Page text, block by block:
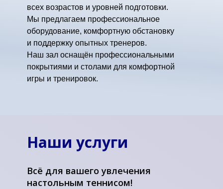
всех возрастов и уровней подготовки.
Мы предлагаем профессиональное
оборудование, комфортную обстановку
и поддержку опытных тренеров.
Наш зал оснащён профессиональными
покрытиями и столами для комфортной
игры и тренировок.
Наши услуги
Всё для вашего увлечения
настольным теннисом!